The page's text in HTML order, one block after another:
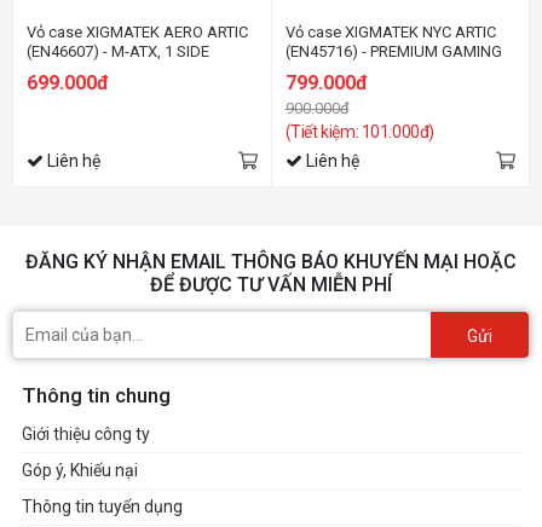
Vỏ case XIGMATEK AERO ARTIC
(EN46607) - M-ATX, 1 SIDE
699.000đ
Liên hệ
Vỏ case XIGMATEK NYC ARTIC
(EN45716) - PREMIUM GAMING
799.000đ
900.000đ
(Tiết kiệm: 101.000đ)
Liên hệ
ĐĂNG KÝ NHẬN EMAIL THÔNG BÁO KHUYẾN MẠI HOẶC
ĐỂ ĐƯỢC TƯ VẤN MIỄN PHÍ
Gửi
Thông tin chung
Giới thiệu công ty
Góp ý, Khiếu nại
Thông tin tuyển dụng